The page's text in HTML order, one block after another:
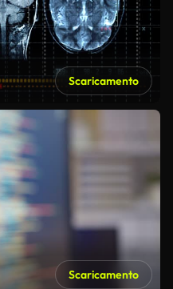
Scaricamento
Scaricamento